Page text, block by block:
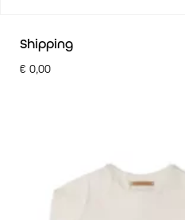
Shipping
€ 0,00